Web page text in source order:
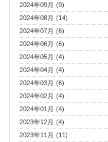
2024年09月 (9)
2024年08月 (14)
2024年07月 (6)
2024年06月 (6)
2024年05月 (4)
2024年04月 (4)
2024年03月 (6)
2024年02月 (4)
2024年01月 (4)
2023年12月 (4)
2023年11月 (11)